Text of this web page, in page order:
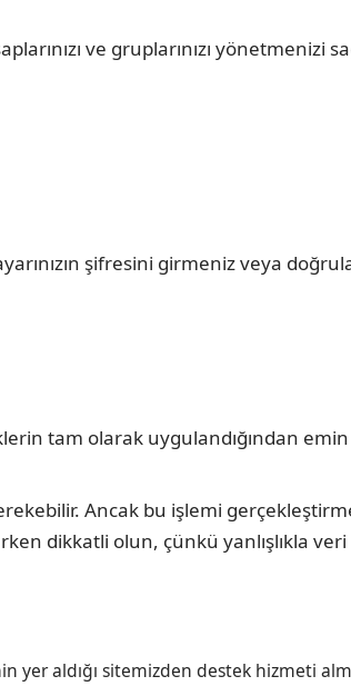
ve gruplarınızı yönetmenizi
şifresini girmeniz veya
tam olarak uygulandığından
Ancak bu işlemi
dikkatli olun, çünkü yanlışlıkla
yer aldığı sitemizden destek hizmeti